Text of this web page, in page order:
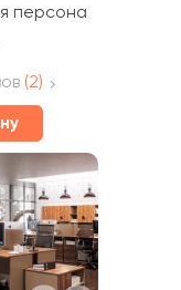
персонала Канц
(2)